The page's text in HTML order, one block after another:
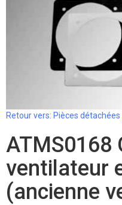
Retour vers: Pièces
ATMS0168
ventilateur
(ancienne